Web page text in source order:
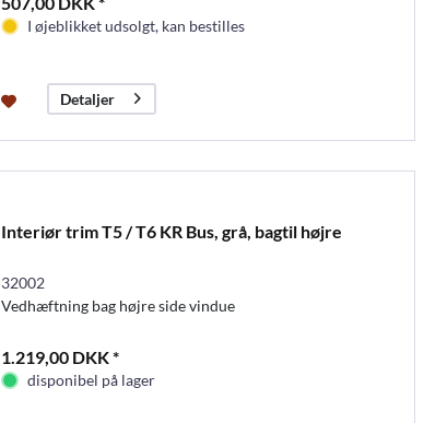
I øjeblikket udsolgt, kan bestilles
Detaljer
Interiør trim T5 / T6 KR Bus, grå, bagtil højre
32002
Vedhæftning bag højre side vindue
1.219,00 DKK *
disponibel på lager